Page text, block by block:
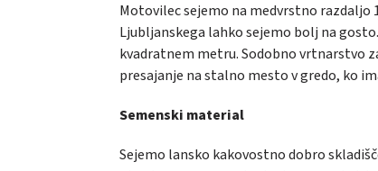
Motovilec sejemo na medvrstno razdaljo
Ljubljanskega lahko sejemo bolj na
kvadratnem metru. Sodobno vrtnarstvo
presajanje na stalno mesto v gredo, ko
Semenski material
Sejemo lansko kakovostno dobro